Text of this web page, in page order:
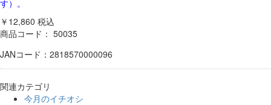
す）。
￥12,860 税込
商品コード： 50035
JANコード：2818570000096
関連カテゴリ
今月のイチオシ